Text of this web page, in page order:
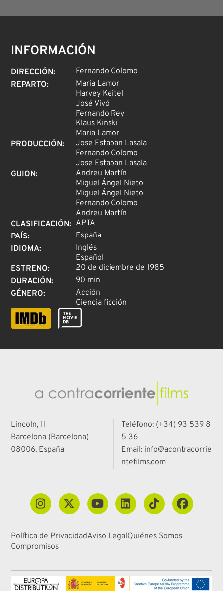
INFORMACIÓN
DIRECCIÓN:
Fernando Colomo
REPARTO:
Maria Lamor
Harvey Keitel
José Vivó
Fernando Rey
Klaus Kinski
Maria Lamor
PRODUCCIÓN:
Jose Estaban Lasala
Fernando Colomo
Jose Estaban Lasala
GUION:
Andreu Martín
Miguel Ángel Nieto
Miguel Ángel Nieto
Fernando Colomo
Andreu Martín
CLASIFICACIÓN: APTA
PAÍS:
España
IDIOMA:
Inglés
Español
ESTRENO:
20 de diciembre de 1985
DURACIÓN:
90 min
GÉNERO:
Acción
Ciencia ficción
Lincoln, 11
Barcelona (Barcelona)
08006, España
Teléfono: (+34) 93 539 8
5 36
Email: info@acontracorrie
ntefilms.com
Política de PrivacidadAviso LegalQuiénes Somos
Compromisos